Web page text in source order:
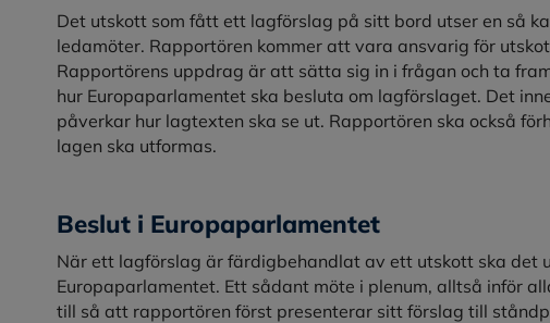
Det utskott som fått ett lagförslag på sitt bord utser en så
ledamöter. Rapportören kommer att vara ansvarig för
Rapportörens uppdrag är att sätta sig in i frågan och ta
hur Europaparlamentet ska besluta om lagförslaget. Det
påverkar hur lagtexten ska se ut. Rapportören ska också
lagen ska utformas.
Beslut i Europaparlamentet
När ett lagförslag är färdigbehandlat av ett utskott ska det
Europaparlamentet. Ett sådant möte i plenum, alltså inför
till så att rapportören först presenterar sitt förslag till